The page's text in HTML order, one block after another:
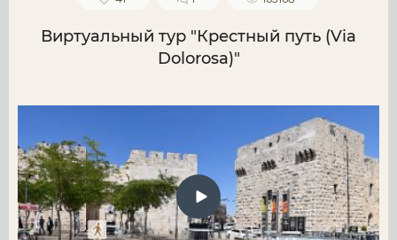
Виртуальный тур "Крестный путь (Via
Dolorosa)"